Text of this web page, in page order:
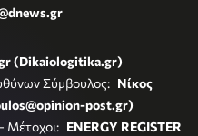
(Dikaiologitika.gr)
Σύμβουλος: Νίκος
post.gr)
- Μέτοχοι: ENERGY REGISTER